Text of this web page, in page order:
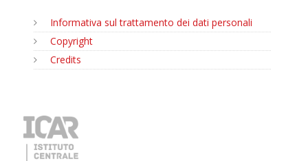
Informativa sul trattamento dei dati personali
Copyright
Credits